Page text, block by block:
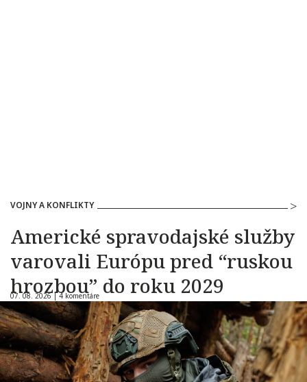
VOJNY A KONFLIKTY
Americké spravodajské služby
varovali Európu pred “ruskou
hrozbou” do roku 2029
07. 08. 2026 |4 komentáre